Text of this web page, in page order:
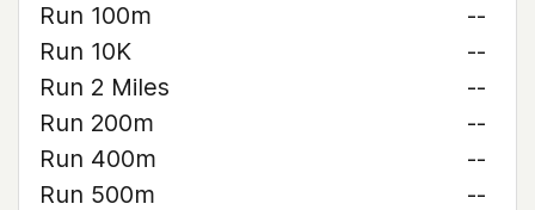
Run 100m
--
Run 10K
--
Run 2 Miles
--
Run 200m
--
Run 400m
--
Run 500m
--